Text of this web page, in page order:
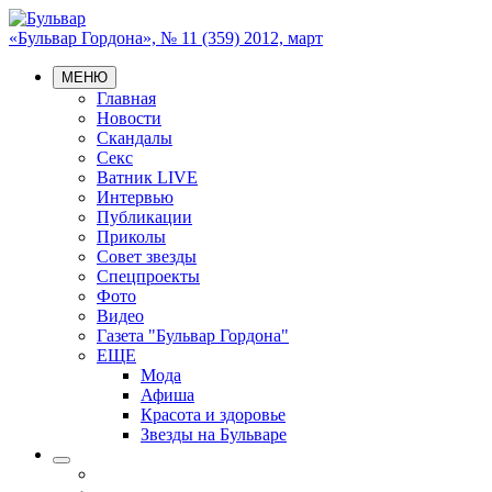
«Бульвар Гордона», № 11 (359) 2012, март
МЕНЮ
Главная
Новости
Скандалы
Секс
Ватник LIVE
Интервью
Публикации
Приколы
Совет звезды
Спецпроекты
Фото
Видео
Газета "Бульвар Гордона"
ЕЩЕ
Мода
Афиша
Красота и здоровье
Звезды на Бульваре